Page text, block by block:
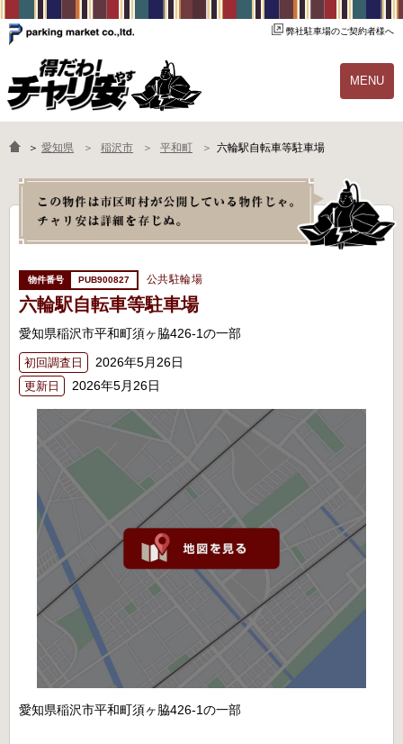
弊社駐車場のご契約者様へ
MENU
物件一覧 ご契約の流れ
よくあるご質問 駐輪場オーナー様へ
＞ 愛知県 稲沢市 平和町 六輪駅自転車等駐車場
PUB900827 公共駐輪場
六輪駅自転車等駐車場
愛知県稲沢市平和町須ヶ脇426-1の一部
初回調査日 2026年5月26日
更新日 2026年5月26日
愛知県稲沢市平和町須ヶ脇426-1の一部